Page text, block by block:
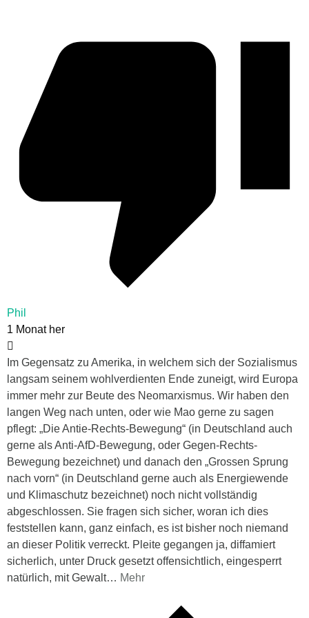
Phil
1 Monat her
Im Gegensatz zu Amerika, in welchem sich der Sozialismus
langsam seinem wohlverdienten Ende zuneigt, wird Europa
immer mehr zur Beute des Neomarxismus. Wir haben den
langen Weg nach unten, oder wie Mao gerne zu sagen
pflegt: „Die Antie-Rechts-Bewegung“ (in Deutschland auch
gerne als Anti-AfD-Bewegung, oder Gegen-Rechts-
Bewegung bezeichnet) und danach den „Grossen Sprung
nach vorn“ (in Deutschland gerne auch als Energiewende
und Klimaschutz bezeichnet) noch nicht vollständig
abgeschlossen. Sie fragen sich sicher, woran ich dies
feststellen kann, ganz einfach, es ist bisher noch niemand
an dieser Politik verreckt. Pleite gegangen ja, diffamiert
sicherlich, unter Druck gesetzt offensichtlich, eingesperrt
natürlich, mit Gewalt… Mehr